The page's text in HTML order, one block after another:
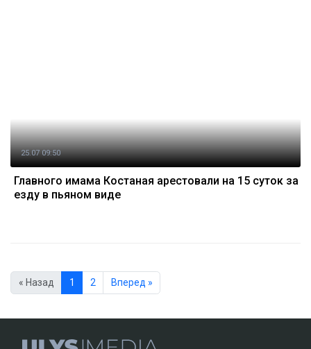
25.07 09:50
Главного имама Костаная арестовали на 15 суток за
езду в пьяном виде
« Назад 1 2 Вперед »